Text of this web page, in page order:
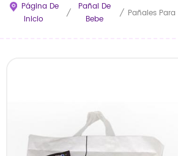
Página De
Inicio
/
Pañal De
Bebe
/